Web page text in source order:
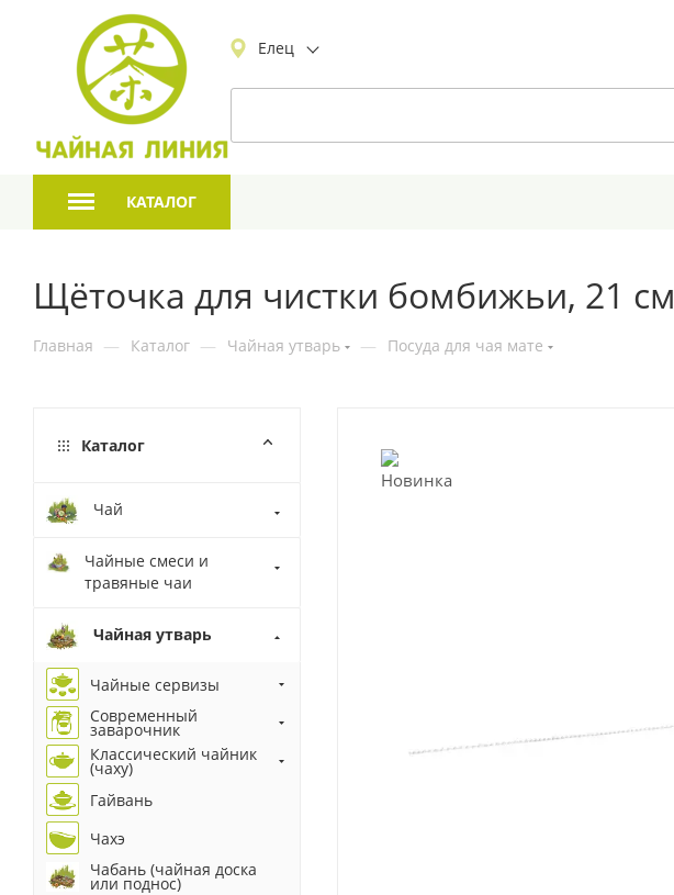
Елец
КАТАЛОГ
Щёточка для чистки бомбижьи, 21 см
Главная — Каталог — Чайная утварь — Посуда для чая мате
Каталог
Чай
Чайные смеси и
травяные чаи
Чайная утварь
Чайные сервизы
Современный
заварочник
Классический чайник
(чаху)
Гайвань
Чахэ
Чабань (чайная доска
или поднос)